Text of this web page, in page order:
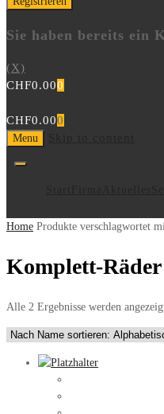
Sie haben bereits ein
(X)
CHF0.000
CHF0.000
Menu
Home Produkte verschlagwortet
Komplett-Räder
Alle 2 Ergebnisse werden